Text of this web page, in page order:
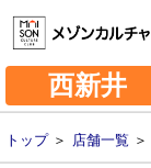
西新井
トップ＞ 店舗一覧 ＞